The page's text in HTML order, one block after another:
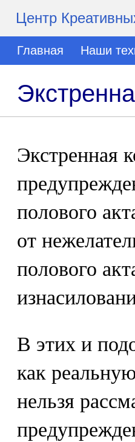
Центр
Главная Наши
Экстренная
полового
от
полового
В этих и
как
нельзя